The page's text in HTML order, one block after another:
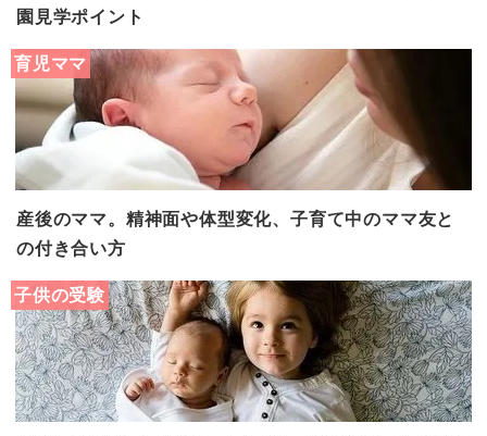
園見学ポイント
育児ママ
産後のママ。精神面や体型変化、子育て中のママ友と
の付き合い方
子供の受験